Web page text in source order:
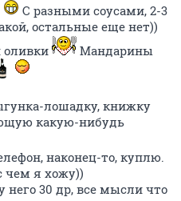
С разными соусами, 2-3
остальные еще нет))
оливки
Мандарины
лошадку, книжку
какую-нибудь
наконец-то, куплю.
чем я хожу))
30 др, все мысли что